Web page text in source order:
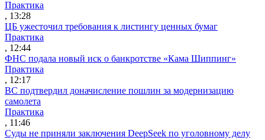
Практика
, 13:28
ЦБ ужесточил требования к листингу ценных бумаг
Практика
, 12:44
ФНС подала новый иск о банкротстве «Кама Шиппинг»
Практика
, 12:17
ВС подтвердил доначисление пошлин за модернизацию
самолета
Практика
, 11:46
Суды не приняли заключения DeepSeek по уголовному делу